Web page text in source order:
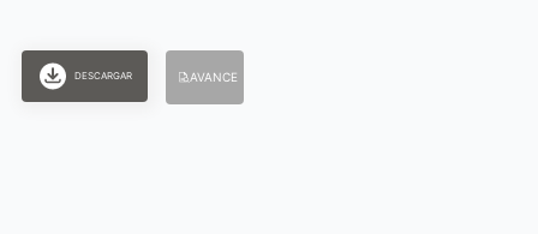
DESCARGAR AVANCE